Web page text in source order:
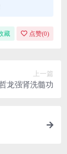
藏 点赞(0)
上一篇
龙强肾洗髓功